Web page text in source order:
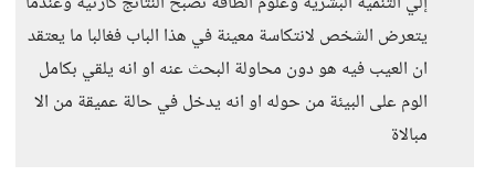
يتعرض الشخص لانتكاسة معينة في هذا الباب فغالبا ما يعتقد
ان العيب فيه هو دون محاولة البحث عنه او انه يلقي بكامل
الوم على البيئة من حوله او انه يدخل في حالة عميقة من الا
مبالاة